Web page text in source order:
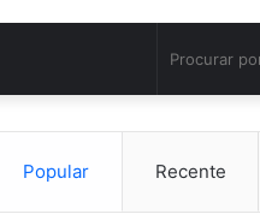
Popular Recente